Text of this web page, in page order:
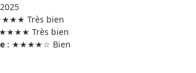
Très bien
Très bien
: ★★★★☆ Bien